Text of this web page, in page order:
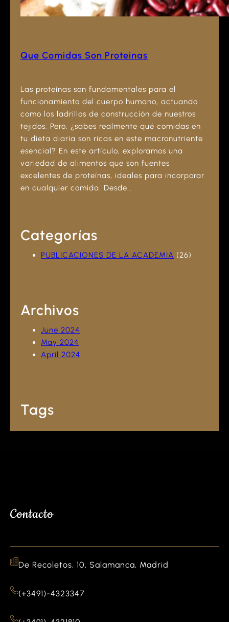
Que Comidas Son Proteinas
Las proteínas son fundamentales para el
funcionamiento del cuerpo humano, actuando
como los ladrillos de construcción de nuestros
tejidos. Pero, ¿sabes realmente qué comidas en
tu dieta diaria son ricas en este macronutriente
esencial? En este artículo, exploramos una
variedad de alimentos que son fuentes
excelentes de proteínas, ideales para incorporar
en cualquier comida. Desde…
Categorías
PUBLICACIONES DE LA ACADEMIA (26)
Archivos
June 2024
May 2024
April 2024
Tags
Contacto
De Recoletos, 10, Salamanca, Madrid
(+3491)-4323347